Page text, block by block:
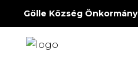
Gölle Község